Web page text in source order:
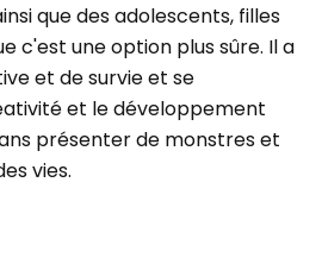
que des adolescents, filles
c'est une option plus sûre. Il a
et de survie et se
et le développement
présenter de monstres et
vies.